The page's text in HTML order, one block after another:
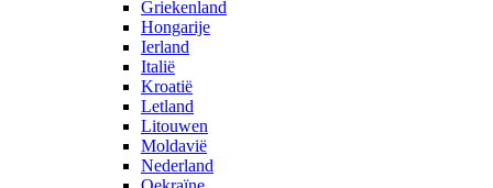
Griekenland
Hongarije
Ierland
Italië
Kroatië
Letland
Litouwen
Moldavië
Nederland